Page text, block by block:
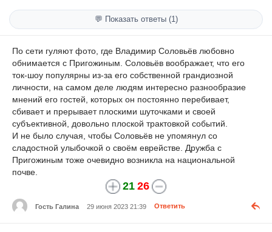
💬 Показать ответы (1)
По сети гуляют фото, где Владимир Соловьёв любовно
обнимается с Пригожиным. Соловьёв воображает, что его
ток-шоу популярны из-за его собственной грандиозной
личности, на самом деле людям интересно разнообразие
мнений его гостей, которых он постоянно перебивает,
сбивает и прерывает плоскими шуточками и своей
субъективной, довольно плоской трактовкой событий.
И не было случая, чтобы Соловьёв не упомянул со
сладостной улыбочкой о своём еврействе. Дружба с
Пригожиным тоже очевидно возникла на национальной
почве.
21 26
Гость Галина 29 июня 2023 21:39 Ответить